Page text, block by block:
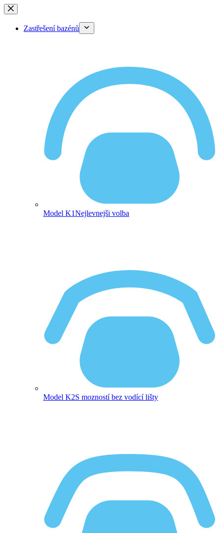
Skip
to
contentZastřešení bazénů
Model K1Nejlevnejši volba
Model K2S mozností bez vodící lišty